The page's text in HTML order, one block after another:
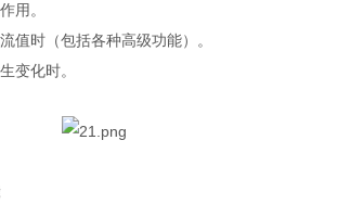
用。
值时（包括各种高级功能）。
变化时。